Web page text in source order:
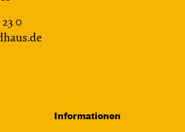
23 0
Informationen